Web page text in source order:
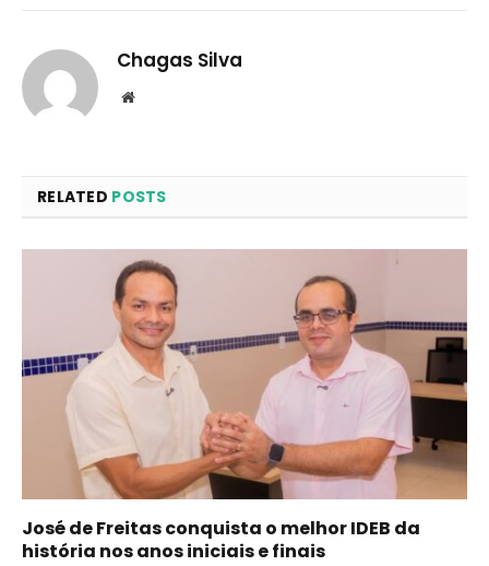
Chagas Silva
Website
RELATED POSTS
José de Freitas conquista o melhor IDEB da
história nos anos iniciais e finais